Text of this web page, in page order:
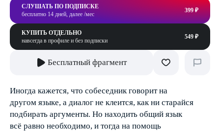
СЛУШАТЬ ПО ПОДПИСКЕ
бесплатно 14 дней, далее /мес
399 ₽
КУПИТЬ ОТДЕЛЬНО
навсегда в профиле и без подписки
549 ₽
Бесплатный фрагмент
Иногда кажется, что собеседник говорит на
другом языке, а диалог не клеится, как ни старайся
подбирать аргументы. Но находить общий язык
всё равно необходимо, и тогда на помощь